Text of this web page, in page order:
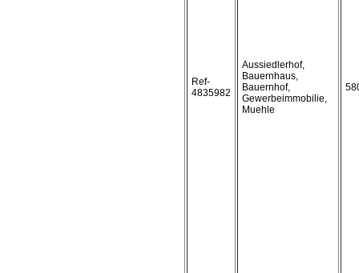
Ref-
4835982
Aussiedlerhof,
Bauernhaus,
Bauernhof,
Gewerbeimmobilie,
Muehle